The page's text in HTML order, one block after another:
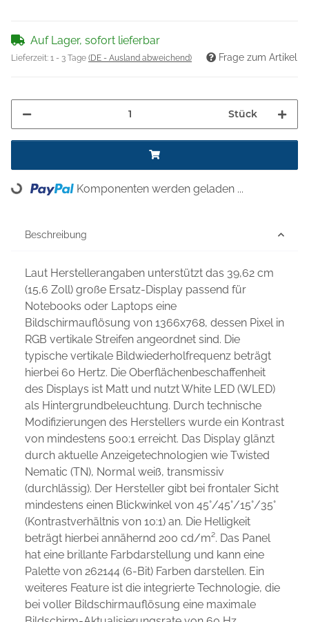
Auf Lager, sofort lieferbar
Lieferzeit: 1 - 3 Tage (DE - Ausland abweichend) Frage zum Artikel
Stück
Loading... Komponenten werden geladen ...
Beschreibung
Laut Herstellerangaben unterstützt das 39,62 cm
(15,6 Zoll) große Ersatz-Display passend für
Notebooks oder Laptops eine
Bildschirmauflösung von 1366x768, dessen Pixel in
RGB vertikale Streifen angeordnet sind. Die
typische vertikale Bildwiederholfrequenz beträgt
hierbei 60 Hertz. Die Oberflächenbeschaffenheit
des Displays ist Matt und nutzt White LED (WLED)
als Hintergrundbeleuchtung. Durch technische
Modifizierungen des Herstellers wurde ein Kontrast
von mindestens 500:1 erreicht. Das Display glänzt
durch aktuelle Anzeigetechnologien wie Twisted
Nematic (TN), Normal weiß, transmissiv
(durchlässig). Der Hersteller gibt bei frontaler Sicht
mindestens einen Blickwinkel von 45°/45°/15°/35°
(Kontrastverhältnis von 10:1) an. Die Helligkeit
beträgt hierbei annähernd 200 cd/m². Das Panel
hat eine brillante Farbdarstellung und kann eine
Palette von 262144 (6-Bit) Farben darstellen. Ein
weiteres Feature ist die integrierte Technologie, die
bei voller Bildschirmauflösung eine maximale